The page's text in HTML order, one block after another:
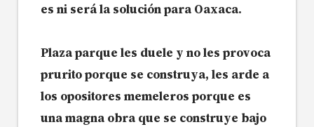
es ni será la solución para Oaxaca.
Plaza parque les duele y no les provoca
prurito porque se construya, les arde a
los opositores memeleros porque es
una magna obra que se construye bajo